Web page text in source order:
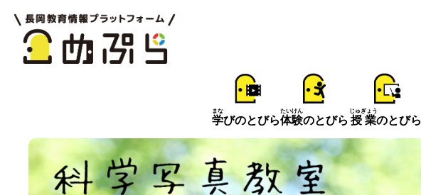
学
まな
びのとびら体験
たいけん
のとびら 授業
じゅぎょう
のとびら